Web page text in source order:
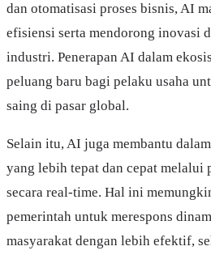
dan otomatisasi proses bisnis, AI
efisiensi serta mendorong inovasi
industri. Penerapan AI dalam
peluang baru bagi pelaku usaha
saing di pasar global.
Selain itu, AI juga membantu
yang lebih tepat dan cepat melalui
secara real-time. Hal ini
pemerintah untuk merespons
masyarakat dengan lebih efektif,